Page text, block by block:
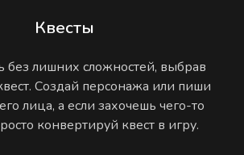
Квесты
без лишних сложностей, выбрав
Создай персонажа или пиши
лица, а если захочешь чего-то
конвертируй квест в игру.